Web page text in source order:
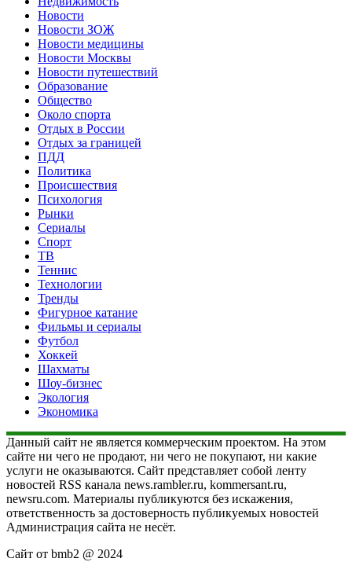
Новости
Новости ЗОЖ
Новости медицины
Новости Москвы
Новости путешествий
Образование
Общество
Около спорта
Отдых в России
Отдых за границей
ПДД
Политика
Происшествия
Психология
Рынки
Сериалы
Спорт
ТВ
Теннис
Технологии
Тренды
Фигурное катание
Фильмы и сериалы
Футбол
Хоккей
Шахматы
Шоу-бизнес
Экология
Экономика
Данный сайт не является коммерческим проектом. На этом
сайте ни чего не продают, ни чего не покупают, ни какие
услуги не оказываются. Сайт представляет собой ленту
новостей RSS канала news.rambler.ru, kommersant.ru,
newsru.com. Материалы публикуются без искажения,
ответственность за достоверность публикуемых новостей
Администрация сайта не несёт.
Сайт от bmb2 @ 2024